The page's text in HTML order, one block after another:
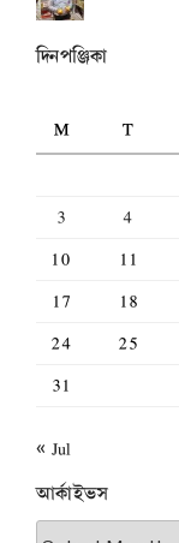
দিনপঞ্জিকা
M
T
3
4
10
11
17
18
24
25
31
« Jul
আর্কাইভস
আর্কাইভস